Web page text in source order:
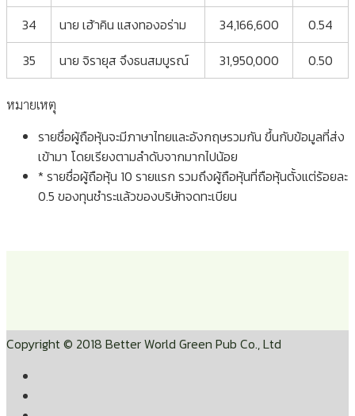
34
นาย เฮ้าคิน แสงทองอร่าม 34,166,600
0.54
35
นาย จิรายุส จึงธนสมบูรณ์ 31,950,000 0.50
หมายเหตุ
รายชื่อผู้ถือหุ้นจะมีภาษาไทยและอังกฤษรวมกัน ขึ้นกับข้อมูลที่ส่ง
เข้ามา โดยเรียงตามลำดับจากมากไปน้อย
* รายชื่อผู้ถือหุ้น 10 รายแรก รวมถึงผู้ถือหุ้นที่ถือหุ้นตั้งแต่ร้อยละ
0.5 ของทุนชําระแล้วของบริษัทจดทะเบียน
Copyright © 2018 Better World Green Pub Co., Ltd